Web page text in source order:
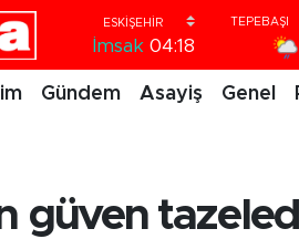
İmsak04:18
Gündem Asayiş Genel
güven